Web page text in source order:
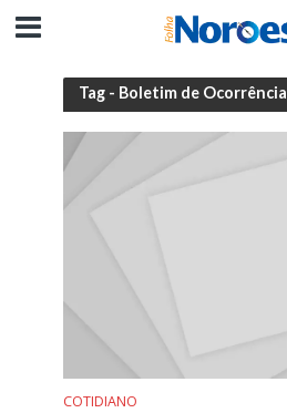
Tag - Boletim de Ocorrência
COTIDIANO